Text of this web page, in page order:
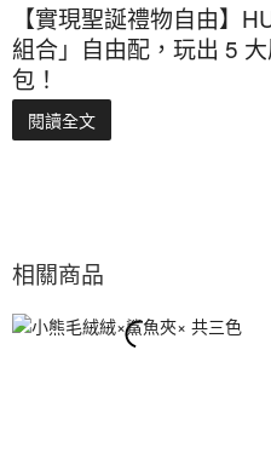
【實現聖誕禮物自由】
組合」自由配，玩出 5
包！
閱讀全文
相關商品